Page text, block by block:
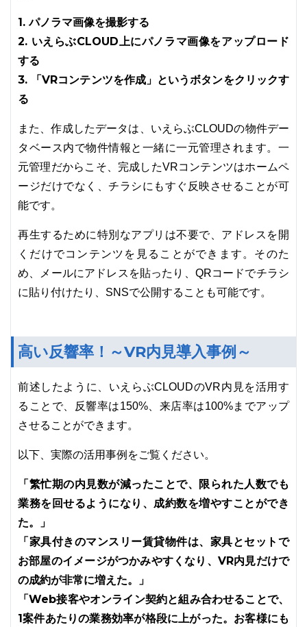
1. パノラマ画像を撮影する
2. いえらぶCLOUD上にパノラマ画像をアップロード
する
3. 「VRコンテンツを作成」というボタンをクリックす
る
また、作成したデータは、いえらぶCLOUDの物件デー
タベース内で物件情報と一緒に一元管理されます。一
元管理だからこそ、完成したVRコンテンツはホームペ
ージだけでなく、チラシにもすぐ反映させることが可
能です。
再生するために特別なアプリは不要で、アドレスを開
くだけでコンテンツを見ることができます。そのた
め、メールにアドレスを貼ったり、QRコードでチラシ
に貼り付けたり、SNSで公開することも可能です。
高い反響率！～VR内見導入事例～
前述したように、いえらぶCLOUDのVR内見を活用す
ることで、反響率は150%、来店率は100%までアップ
させることができます。
以下、実際の活用事例をご覧ください。
「繁忙期の内見数が減ったことで、限られた人数でも
業務を回せるようになり、成約数を増やすことができ
た。」
「家具付きのマンスリー賃貸物件は、家具とセットで
お部屋のイメージがつかみやすくなり、VR内見だけで
の成約が非常に増えた。」
「Web接客やオンライン契約と組み合わせることで、
1案件あたりの業務効率が格段に上がった。お客様にも